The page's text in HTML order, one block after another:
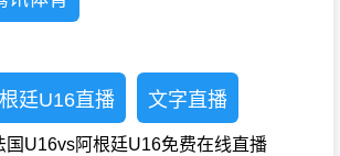
廷U16直播 文字直播
国U16vs阿根廷U16免费在线直播